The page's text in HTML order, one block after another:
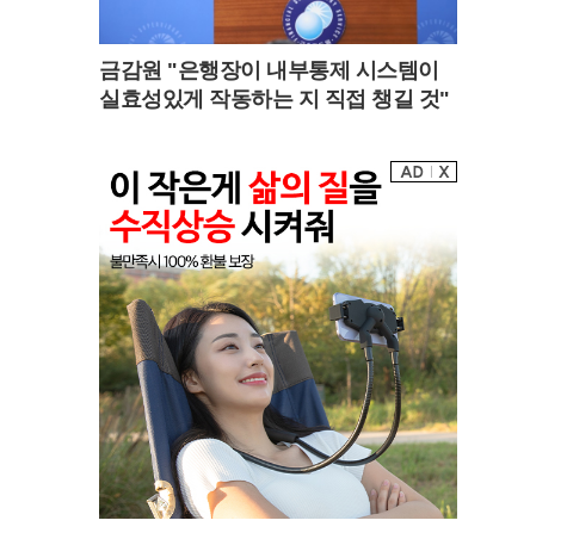
금감원 "은행장이 내부통제 시스템이
실효성있게 작동하는 지 직접 챙길 것"